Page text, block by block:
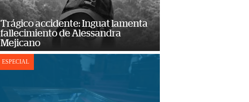
Trágico accidente: Inguat lamenta
fallecimiento de Alessandra
Mejicano
ESPECIAL